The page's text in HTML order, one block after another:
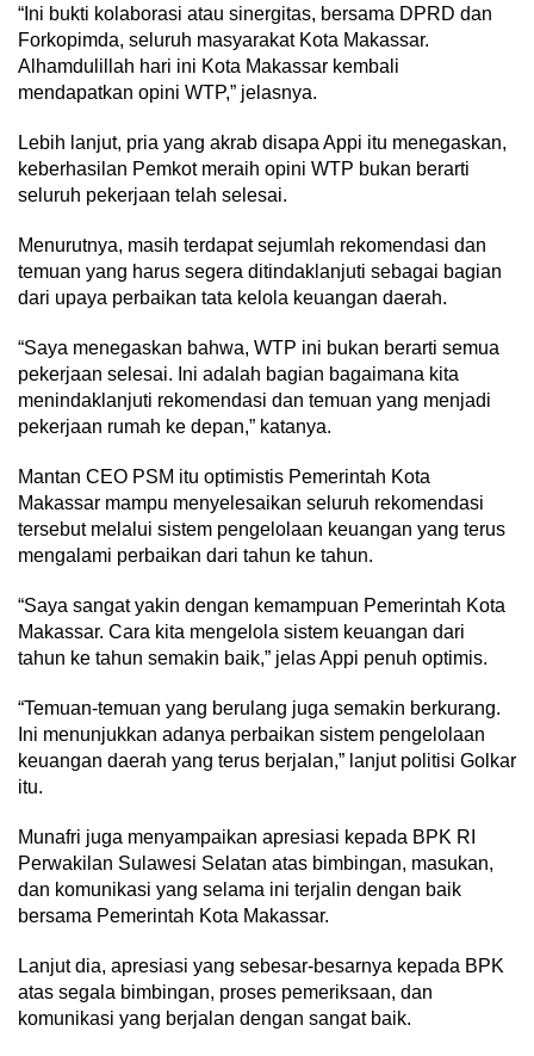
“Ini bukti kolaborasi atau sinergitas, bersama DPRD dan
Forkopimda, seluruh masyarakat Kota Makassar.
Alhamdulillah hari ini Kota Makassar kembali
mendapatkan opini WTP,” jelasnya.
Lebih lanjut, pria yang akrab disapa Appi itu menegaskan,
keberhasilan Pemkot meraih opini WTP bukan berarti
seluruh pekerjaan telah selesai.
Menurutnya, masih terdapat sejumlah rekomendasi dan
temuan yang harus segera ditindaklanjuti sebagai bagian
dari upaya perbaikan tata kelola keuangan daerah.
“Saya menegaskan bahwa, WTP ini bukan berarti semua
pekerjaan selesai. Ini adalah bagian bagaimana kita
menindaklanjuti rekomendasi dan temuan yang menjadi
pekerjaan rumah ke depan,” katanya.
Mantan CEO PSM itu optimistis Pemerintah Kota
Makassar mampu menyelesaikan seluruh rekomendasi
tersebut melalui sistem pengelolaan keuangan yang terus
mengalami perbaikan dari tahun ke tahun.
“Saya sangat yakin dengan kemampuan Pemerintah Kota
Makassar. Cara kita mengelola sistem keuangan dari
tahun ke tahun semakin baik,” jelas Appi penuh optimis.
“Temuan-temuan yang berulang juga semakin berkurang.
Ini menunjukkan adanya perbaikan sistem pengelolaan
keuangan daerah yang terus berjalan,” lanjut politisi Golkar
itu.
Munafri juga menyampaikan apresiasi kepada BPK RI
Perwakilan Sulawesi Selatan atas bimbingan, masukan,
dan komunikasi yang selama ini terjalin dengan baik
bersama Pemerintah Kota Makassar.
Lanjut dia, apresiasi yang sebesar-besarnya kepada BPK
atas segala bimbingan, proses pemeriksaan, dan
komunikasi yang berjalan dengan sangat baik.